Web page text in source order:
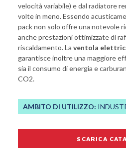
velocità variabile) e dal radiatore
volte in meno. Essendo
pack non solo offre una notevole
anche prestazioni ottimizzate di
riscaldamento. La ventola
garantisce inoltre una maggiore
sia il consumo di energia e
CO2.
AMBITO DI UTILIZZO:
SCARICA